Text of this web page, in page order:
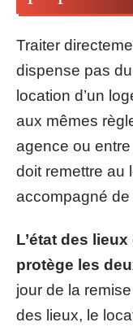
Traiter
dispense pas
location d’un
aux mêmes
agence ou
doit remettre au
accompagné
L’état des
protège les
jour de la
des lieux, le